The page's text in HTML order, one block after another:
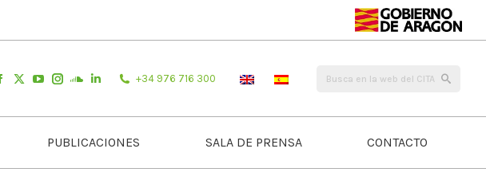
+34 976 716 300
PUBLICACIONES SALA DE PRENSA CONTACTO